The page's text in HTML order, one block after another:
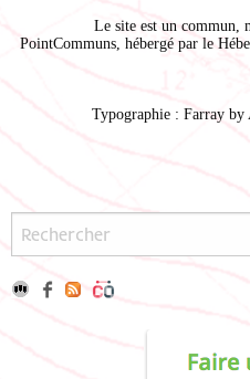
Le site est un commun,
PointCommuns , hébergé par le
Typographie : Farray by